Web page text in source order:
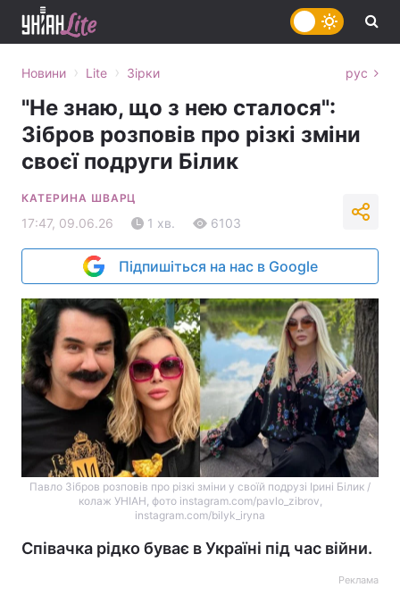
Новини › Lite › Зірки рус
"Не знаю, що з нею сталося":
Зібров розповів про різкі зміни
своєї подруги Білик
КАТЕРИНА ШВАРЦ
17:47, 09.06.26 1 хв. 6103
Підпишіться на нас в Google
Павло Зібров розповів про різкі зміни у своїй подрузі Ірині Білик /
колаж УНІАН, фото instagram.com/pavlo_zibrov,
instagram.com/bilyk_iryna
Співачка рідко буває в Україні під час війни.
Реклама